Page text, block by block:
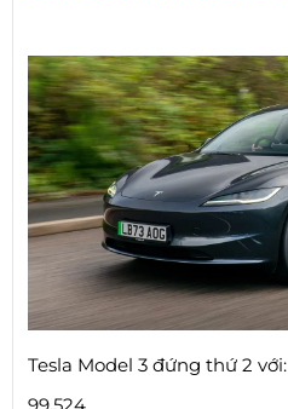
Tesla Model 3 đứng thứ 2 với:
99,524